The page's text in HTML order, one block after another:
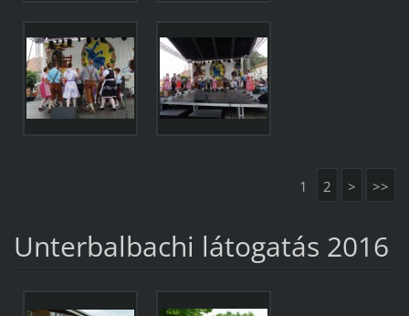
1 2 > >>
Unterbalbachi látogatás 2016